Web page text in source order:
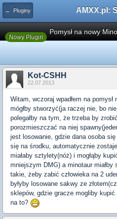
← Pluginy
Nowy Plugin
Pomysł na nowy
Kot-CSHH
22.07.2013
Witam, wczoraj wpadłem na
mógłby stworzyć(ja raczej nie, bo
polegałby na tym, że trzeba by
porozmieszczać na niej
jest losowanie, gdzie dana osoba
się na środku, automatycznie
miałaby sztylety(nóż) i mogłąby
mniejszym DMG) a minotaur
takie, żeby zabić człowieka na 2
byłyby losowane sakwy ze
sklepów, gdzie gracze mogliby kupić
na to?